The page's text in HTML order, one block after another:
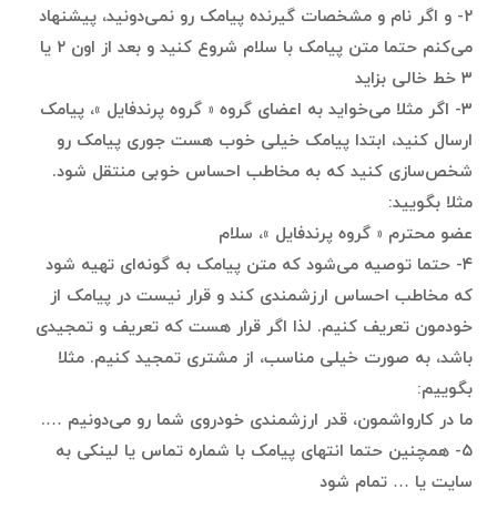
۲- و اگر نام و مشخصات گیرنده پیامک رو نمی‌دونید، پیشنهاد
می‌کنم حتما متن پیامک با سلام شروع کنید و بعد از اون ۲ یا
۳ خط خالی بزاید
۳- اگر مثلا می‌خواید به اعضای گروه ‌« گروه پرندفایل »، پیامک
ارسال کنید، ابتدا پیامک خیلی خوب هست جوری پیامک رو
شخص‌سازی کنید که به مخاطب احساس خوبی منتقل شود.
مثلا بگویید:
عضو محترم ‌« گروه پرندفایل »، سلام
۴- حتما توصیه می‌شود که متن پیامک به گونه‌ای تهیه شود
که مخاطب احساس ارزشمندی کند و قرار نیست در پیامک از
خودمون تعریف کنیم. لذا اگر قرار هست که تعریف و تمجیدی
باشد، به صورت خیلی مناسب، از مشتری تمجید کنیم. مثلا
بگوییم:
ما در کارواشمون، قدر ارزشمندی خودروی شما رو می‌دونیم ….
۵- همچنین حتما انتهای پیامک با شماره تماس یا لینکی به
سایت یا … تمام شود